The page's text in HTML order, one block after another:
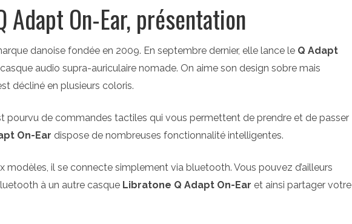
Adapt On-Ear, présentation
danoise fondée en 2009. En septembre dernier, elle lance le Q Adapt
audio supra-auriculaire nomade. On aime son design sobre mais
décliné en plusieurs coloris.
pourvu de commandes tactiles qui vous permettent de prendre et de passer
On-Ear dispose de nombreuses fonctionnalité intelligentes.
modèles, il se connecte simplement via bluetooth. Vous pouvez d’ailleurs
à un autre casque Libratone Q Adapt On-Ear et ainsi partager votre